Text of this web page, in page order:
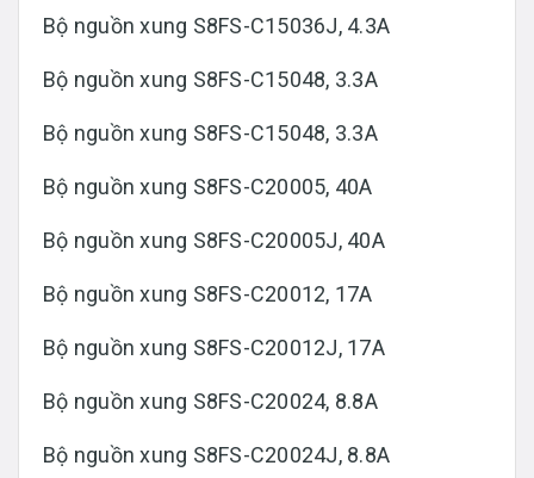
Bộ nguồn xung S8FS-C15036J, 4.3A
Bộ nguồn xung S8FS-C15048, 3.3A
Bộ nguồn xung S8FS-C15048, 3.3A
Bộ nguồn xung S8FS-C20005, 40A
Bộ nguồn xung S8FS-C20005J, 40A
Bộ nguồn xung S8FS-C20012, 17A
Bộ nguồn xung S8FS-C20012J, 17A
Bộ nguồn xung S8FS-C20024, 8.8A
Bộ nguồn xung S8FS-C20024J, 8.8A